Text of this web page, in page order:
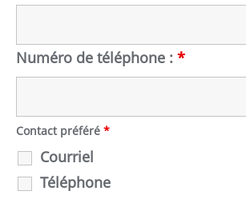
Numéro de téléphone : *
Contact préféré *
Courriel
Téléphone